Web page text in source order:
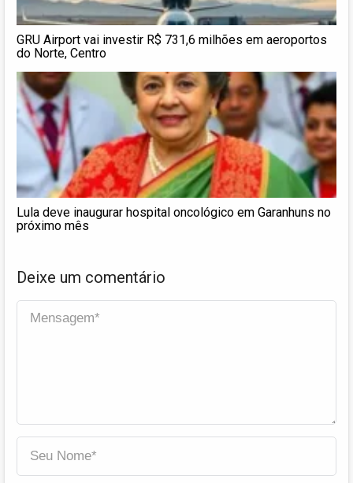
GRU Airport vai investir R$ 731,6 milhões em aeroportos
do Norte, Centro
Lula deve inaugurar hospital oncológico em Garanhuns no
próximo mês
Deixe um comentário